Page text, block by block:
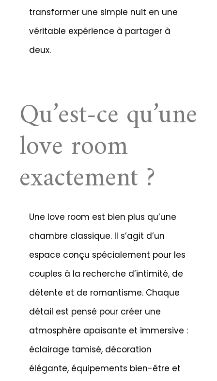
transformer une simple nuit en une
véritable expérience à partager à
deux.
Qu’est-ce qu’une
love room
exactement ?
Une love room est bien plus qu’une
chambre classique. Il s’agit d’un
espace conçu spécialement pour les
couples à la recherche d’intimité, de
détente et de romantisme. Chaque
détail est pensé pour créer une
atmosphère apaisante et immersive :
éclairage tamisé, décoration
élégante, équipements bien-être et